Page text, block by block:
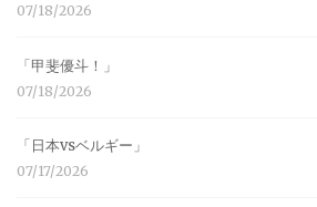
07/18/2026
「甲斐優斗！」
07/18/2026
「日本vsベルギー」
07/17/2026